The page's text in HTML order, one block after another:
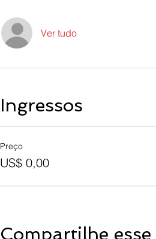
Ver tudo
Ingressos
Preço
US$ 0,00
Compartilhe esse